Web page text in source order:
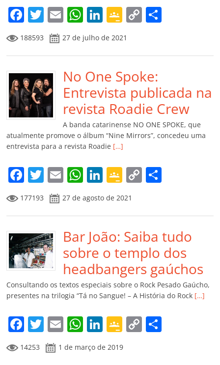
m
F
a
c
e
b
o
o
k
T
w
itt
er
E
m
ai
l
W
h
at
s
A
p
p
Li
n
k
e
dI
n
G
o
o
gl
e
Cl
a
ss
ro
o
m
C
y
Li
n
k
p
til
h
ar
188593 27 de julho de 2021
No One Spoke:
Entrevista publicada na
revista Roadie Crew
A banda catarinense NO ONE SPOKE, que
atualmente promove o álbum “Nine Mirrors”, concedeu uma
entrevista para a revista Roadie […]
F
a
c
e
b
o
o
k
T
w
itt
er
E
m
ai
l
W
at
s
A
p
p
Li
n
k
e
dI
n
G
o
o
gl
e
Cl
a
ss
ro
o
m
C
y
Li
n
k
p
ar
til
h
ar
177193 27 de agosto de 2021
Bar João: Saiba tudo
sobre o templo dos
headbangers gaúchos
Consultando os textos especiais sobre o Rock Pesado Gaúcho,
presentes na trilogia “Tá no Sangue! – A História do Rock […]
F
a
c
T
w
itt
E
m
ai
W
at
Li
n
k
G
o
o
C
14253 1 de março de 2019